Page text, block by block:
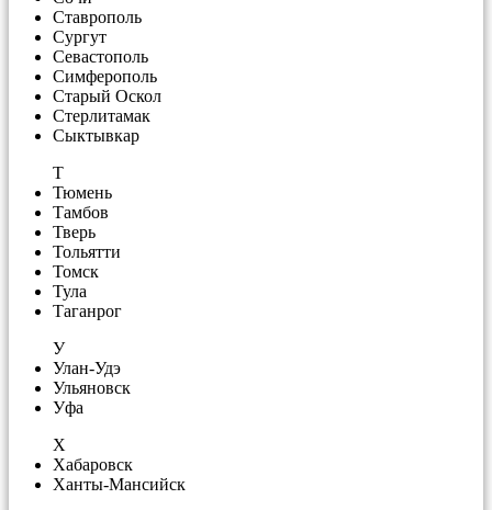
Ставрополь
Сургут
Севастополь
Симферополь
Старый Оскол
Стерлитамак
Сыктывкар
Т
Тюмень
Тамбов
Тверь
Тольятти
Томск
Тула
Таганрог
У
Улан-Удэ
Ульяновск
Уфа
Х
Хабаровск
Ханты-Мансийск